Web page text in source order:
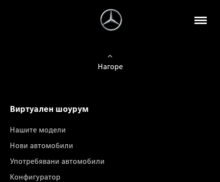
Нагоре
Виртуален шоурум
Нашите модели
Нови автомобили
Употребявани автомобили
Конфигуратор